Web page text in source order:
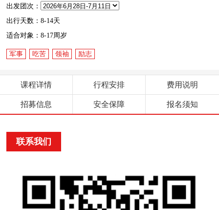
出发团次：
出行天数：8-14天
适合对象：8-17周岁
军事 吃苦 领袖 励志
课程详情 行程安排 费用说明
招募信息 安全保障 报名须知
联系我们